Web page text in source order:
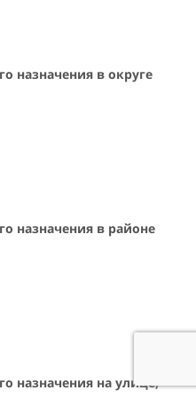
назначения в округе
назначения в районе
назначения на улице,